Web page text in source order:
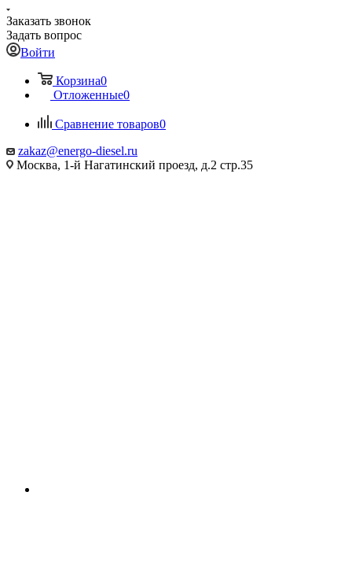
Заказать звонок
Задать вопрос
Войти
Корзина0
Отложенные0
Сравнение товаров0
zakaz@energo-diesel.ru
Москва, 1-й Нагатинский проезд, д.2 стр.35